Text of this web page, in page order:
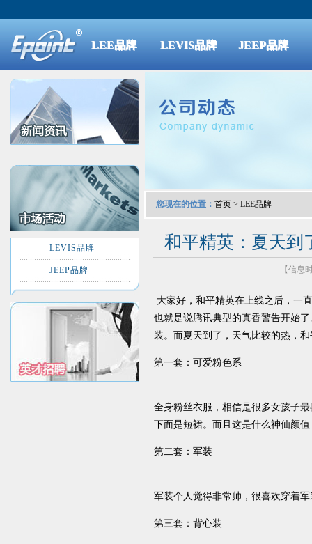
LEE品牌 LEVIS品牌 JEEP品牌
LEVIS品牌
JEEP品牌
您现在的位置： 首页 > LEE品牌
和平精英：夏天到
【信息
大家好，和平精英在上线之后，一
也就是说腾讯典型的真香警告开始
装。而夏天到了，天气比较的热，
第一套：可爱粉色系
全身粉丝衣服，相信是很多女孩子
下面是短裙。而且这是什么神仙颜
第二套：军装
军装个人觉得非常帅，很喜欢穿着
第三套：背心装